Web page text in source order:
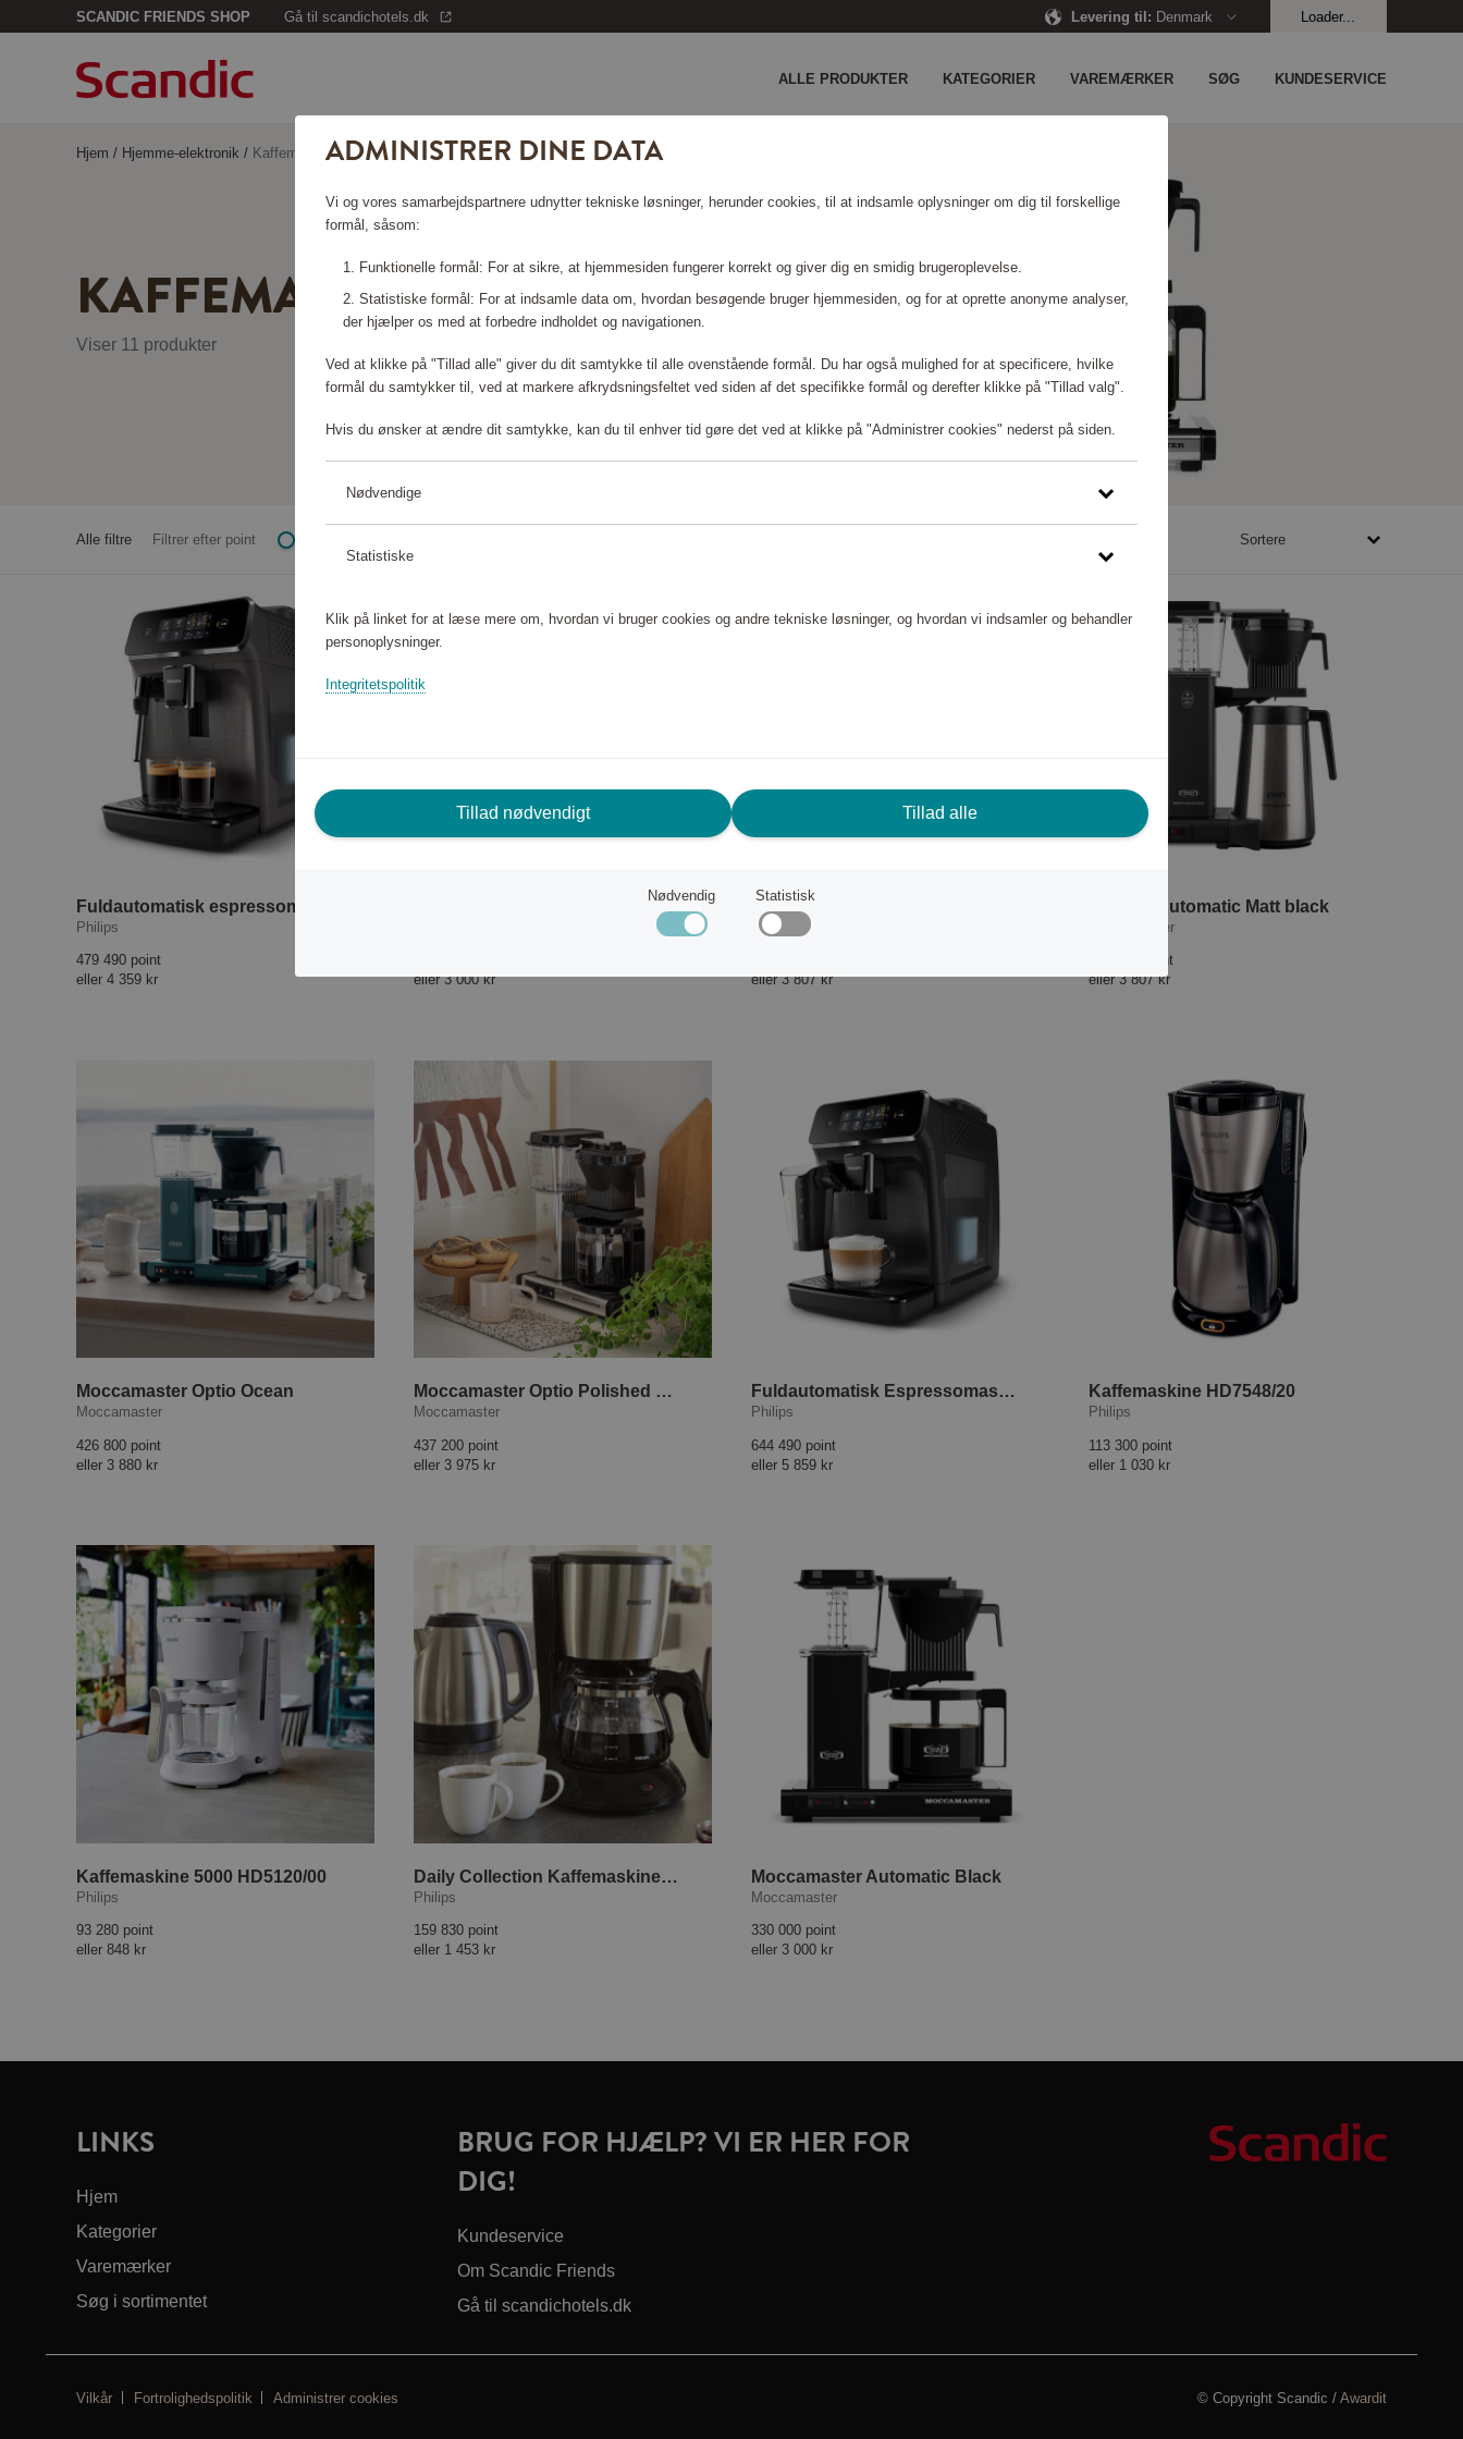
SCANDIC FRIENDS SHOP Gå til scandichotels.dk Levering til: Denmark Loader...
ALLE PRODUKTER KATEGORIER VAREMÆRKER SØG KUNDESERVICE
Hjem / Hjemme-elektronik / Kaffemaskiner
KAFFEMASKINER
Viser 11 produkter
Alle filtre Filtrer efter point Sortere
Philips
479 490 point
eller 4 359 kr
Moccamaster Automatic Polished silver
eller 3 000 kr
Thermo Automatic
Moccamaster
eller 3 807 kr
Thermo Automatic Matt black
Moccamaster
418 770 point
eller 3 807 kr
Moccamaster Optio Ocean
Moccamaster
426 800 point
eller 3 880 kr
Moccamaster Optio Polished Silver
Moccamaster
437 200 point
eller 3 975 kr
Fuldautomatisk Espressomaskine
Philips
644 490 point
eller 5 859 kr
Kaffemaskine HD7548/20
Philips
113 300 point
eller 1 030 kr
Kaffemaskine 5000 HD5120/00
Philips
93 280 point
eller 848 kr
Daily Collection Kaffemaskine HD7462/20
Philips
159 830 point
eller 1 453 kr
Moccamaster Automatic Black
Moccamaster
330 000 point
eller 3 000 kr
ADMINISTRER DINE DATA
Vi og vores samarbejdspartnere udnytter tekniske løsninger, herunder cookies, til at indsamle oplysninger om dig til forskellige
formål, såsom:
Funktionelle formål: For at sikre, at hjemmesiden fungerer korrekt og giver dig en smidig brugeroplevelse.
Statistiske formål: For at indsamle data om, hvordan besøgende bruger hjemmesiden, og for at oprette anonyme analyser,
der hjælper os med at forbedre indholdet og navigationen.
Ved at klikke på "Tillad alle" giver du dit samtykke til alle ovenstående formål. Du har også mulighed for at specificere, hvilke
formål du samtykker til, ved at markere afkrydsningsfeltet ved siden af det specifikke formål og derefter klikke på "Tillad valg".
Hvis du ønsker at ændre dit samtykke, kan du til enhver tid gøre det ved at klikke på "Administrer cookies" nederst på siden.
Nødvendige
Statistiske
Klik på linket for at læse mere om, hvordan vi bruger cookies og andre tekniske løsninger, og hvordan vi indsamler og behandler
personoplysninger.
Integritetspolitik
Tillad nødvendigt Tillad alle
Nødvendig Statistisk
LINKS
Hjem
Kategorier
Varemærker
Søg i sortimentet
BRUG FOR HJÆLP? VI ER HER FOR
DIG!
Kundeservice
Om Scandic Friends
Gå til scandichotels.dk
Vilkår Fortrolighedspolitik Administrer cookies © Copyright Scandic / Awardit